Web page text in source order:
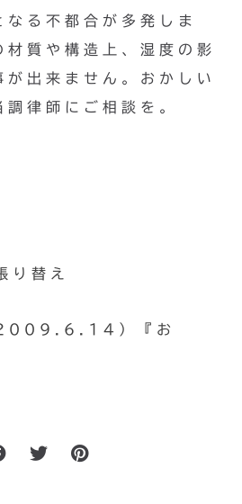
る不都合が多発しま
材質や構造上、湿度の影
が出来ません。おかしい
律師にご相談を。
り替え
2009.6.14）『お